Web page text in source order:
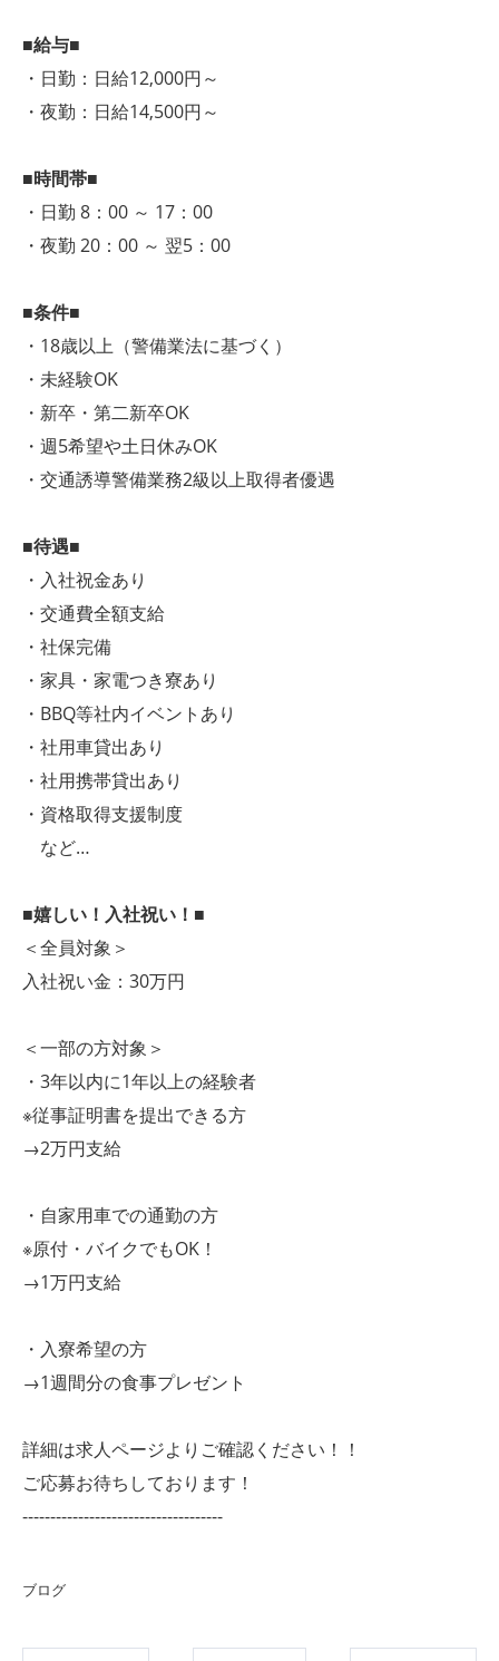
■給与■
・日勤：日給12,000円～
・夜勤：日給14,500円～
■時間帯■
・日勤 8：00 ～ 17：00
・夜勤 20：00 ～ 翌5：00
■条件■
・18歳以上（警備業法に基づく）
・未経験OK
・新卒・第二新卒OK
・週5希望や土日休みOK
・交通誘導警備業務2級以上取得者優遇
■待遇■
・入社祝金あり
・交通費全額支給
・社保完備
・家具・家電つき寮あり
・BBQ等社内イベントあり
・社用車貸出あり
・社用携帯貸出あり
・資格取得支援制度
など…
■嬉しい！入社祝い！■
＜全員対象＞
入社祝い金：30万円
＜一部の方対象＞
・3年以内に1年以上の経験者
※従事証明書を提出できる方
→2万円支給
・自家用車での通勤の方
※原付・バイクでもOK！
→1万円支給
・入寮希望の方
→1週間分の食事プレゼント
詳細は求人ページよりご確認ください！！
ご応募お待ちしております！
------------------------------------
ブログ